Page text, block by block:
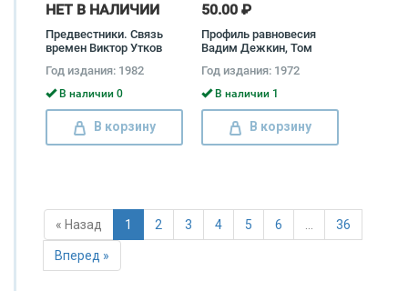
НЕТ В НАЛИЧИИ
Предвестники. Связь
времен Виктор Утков
Год издания: 1982
В наличии 0
В корзину
50.00 ₽
Профиль равновесия
Вадим Дежкин, Том
Год издания: 1972
В наличии 1
В корзину
« Назад 1 2 3 4 5 6 … 36
Вперед »